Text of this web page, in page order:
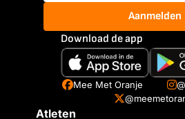
Aanmelden
Download de app
Mee Met Oranje
Atleten